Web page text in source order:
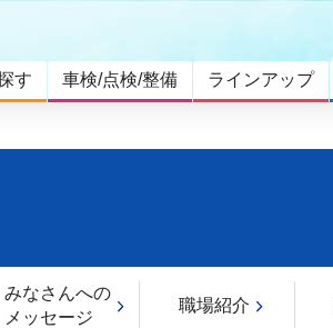
す 車検/点検/整備 ラインアップ
みなさんへの
メッセージ
職場紹介